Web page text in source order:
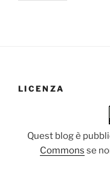
LICENZA
Quest blog è
Commons se